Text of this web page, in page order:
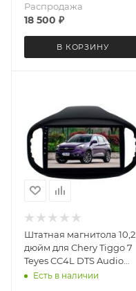
Распродажа
18 500 ₽
В КОРЗИНУ
Штатная магнитола 10,2
дюйм для Chery Tiggo 7
Teyes CC4L DTS Audio
4401-6878 Android 13
Есть в наличии